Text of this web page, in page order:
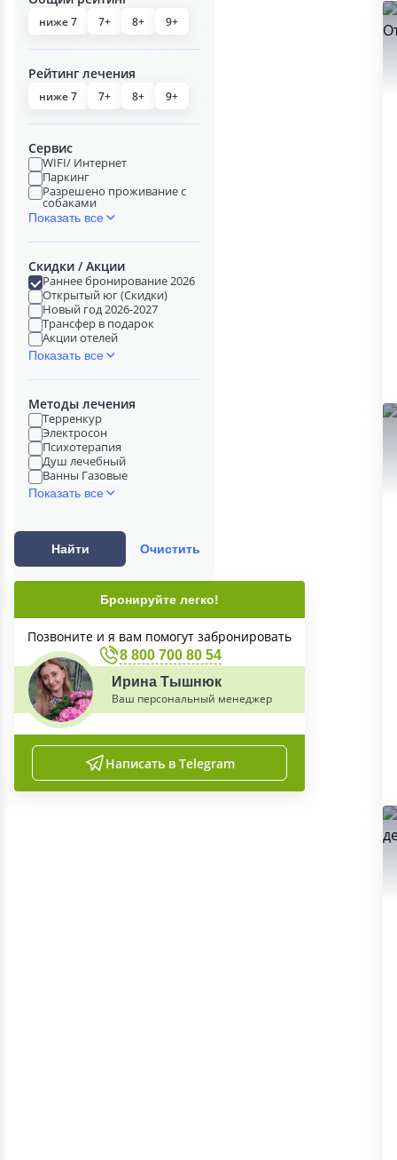
ниже 7 7+ 8+ 9+
Рейтинг лечения
ниже 7 7+ 8+ 9+
Сервис
WIFI/ Интернет
Паркинг
Разрешено проживание с
собаками
Показать все
Скидки / Акции
Раннее бронирование 2026
Открытый юг (Скидки)
Новый год 2026-2027
Трансфер в подарок
Акции отелей
Показать все
Методы лечения
Терренкур
Электросон
Психотерапия
Душ лечебный
Ванны Газовые
Показать все
Найти Очистить
Бронируйте легко!
Позвоните и я вам помогут забронировать
8 800 700 80 54
Ирина Тышнюк
Ваш персональный менеджер
Написать в Telegram